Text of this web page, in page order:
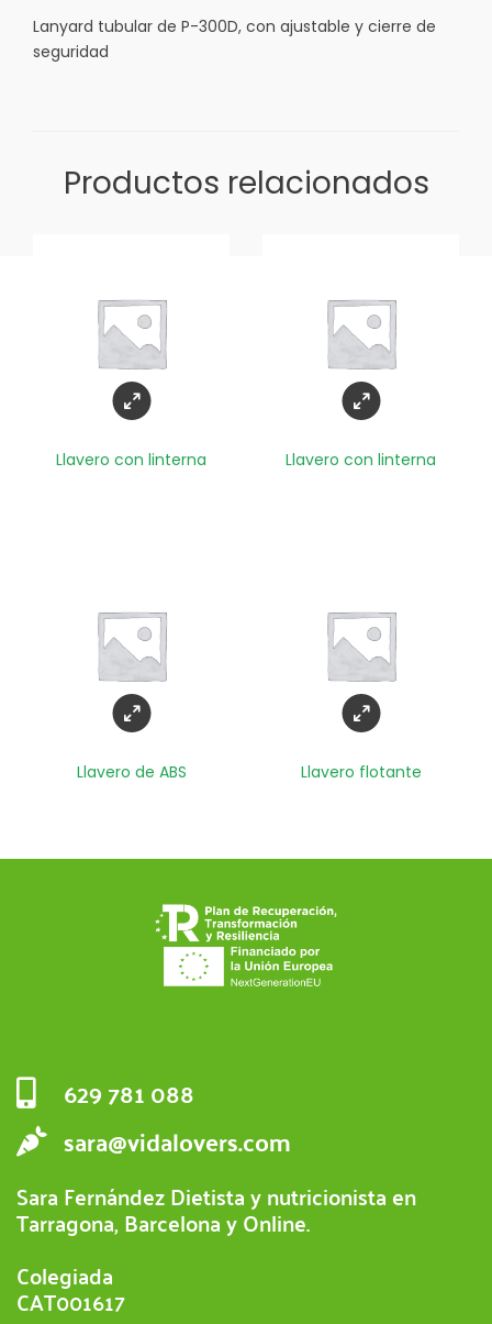
Lanyard tubular de P-300D, con ajustable y cierre de
seguridad
Productos relacionados
Llavero con linterna Llavero con linterna
Llavero de ABS Llavero flotante
629 781 088
sara@vidalovers.com
Sara Fernández Dietista y nutricionista en
Tarragona, Barcelona y Online.
Colegiada
CAT001617